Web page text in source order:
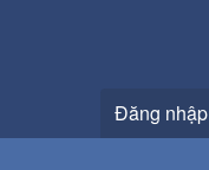
Đăng nhập